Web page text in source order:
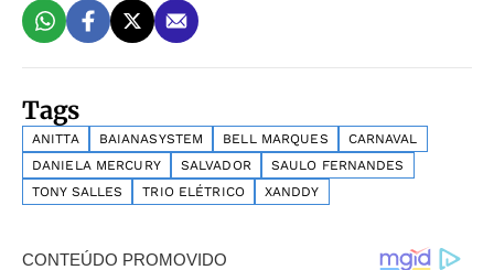
Tags
ANITTA BAIANASYSTEM BELL MARQUES
CARNAVAL
DANIELA MERCURY
SALVADOR
SAULO FERNANDES
TONY SALLES
TRIO ELÉTRICO XANDDY